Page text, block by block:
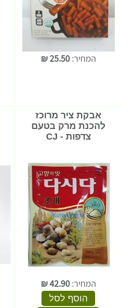
המחיר:25.50
₪
אבקת ציר מרוכז
להכנת מרק בטעם
צדפות - CJ
המחיר:42.90
₪
הוסף לסל